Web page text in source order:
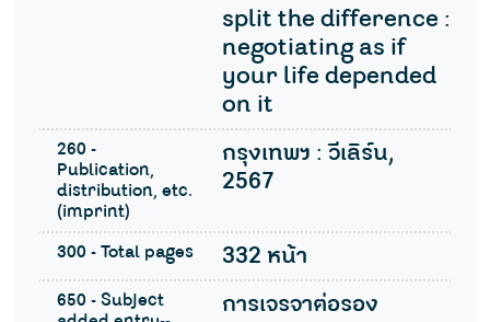
split the difference :
negotiating as if
your life depended
on it
260 -
Publication,
distribution, etc.
(imprint)
กรุงเทพฯ : วีเลิร์น,
2567
300 - Total pages 332 หน้า
650 - Subject
การเจรจาต่อรอง